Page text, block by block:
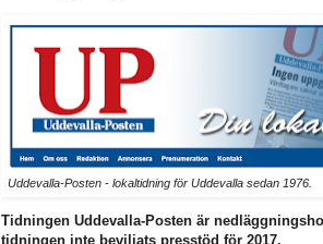
Uddevalla-Posten - lokaltidning för Uddevalla sedan 1976.
Tidningen Uddevalla-Posten är
tidningen inte beviljats presstöd för 2017.